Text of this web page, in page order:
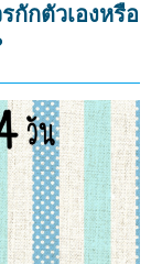
กักตัวเองหรือ